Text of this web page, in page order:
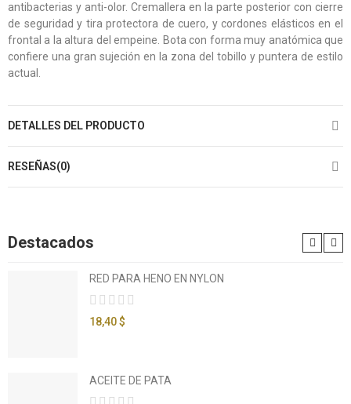
antibacterias y anti-olor. Cremallera en la parte posterior con cierre
de seguridad y tira protectora de cuero, y cordones elásticos en el
frontal a la altura del empeine. Bota con forma muy anatómica que
confiere una gran sujeción en la zona del tobillo y puntera de estilo
actual.
DETALLES DEL PRODUCTO
RESEÑAS(0)
Destacados
RED PARA HENO EN NYLON
18,40 $
ACEITE DE PATA